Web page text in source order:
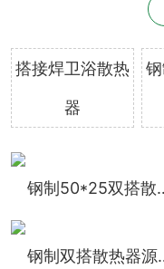
搭接焊卫浴散热
器
钢制50*25
钢制双